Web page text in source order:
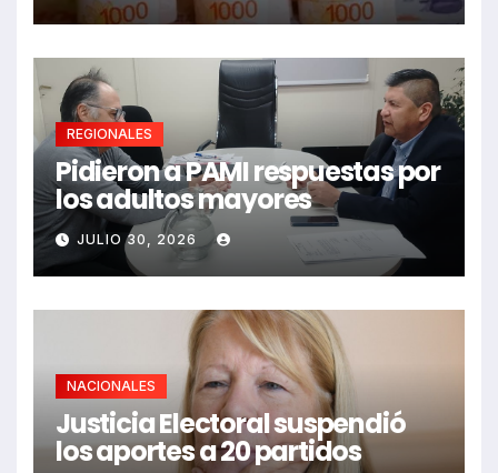
REGIONALES
Pidieron a PAMI respuestas por
los adultos mayores
JULIO 30, 2026
NACIONALES
Justicia Electoral suspendió
los aportes a 20 partidos